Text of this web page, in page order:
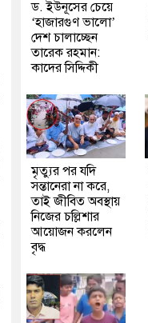
ড. ইউনূসের চেয়ে
‘হাজারগুণ ভালো’
দেশ চালাচ্ছেন
তারেক রহমান:
কাদের সিদ্দিকী
মৃত্যুর পর যদি
সন্তানেরা না করে,
তাই জীবিত অবস্থায়
নিজের চল্লিশার
আয়োজন করলেন
বৃদ্ধ